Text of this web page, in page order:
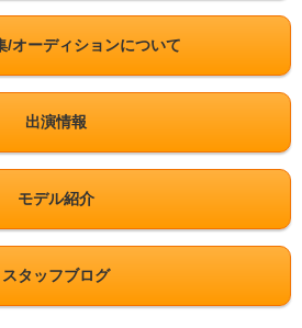
/オーディションについて
出演情報
モデル紹介
スタッフブログ